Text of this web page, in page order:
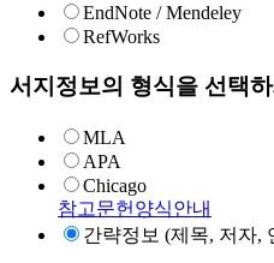
EndNote / Mendeley
RefWorks
서지정보의 형식을 선택
MLA
APA
Chicago
참고문헌양식안내
간략정보 (제목, 저자,